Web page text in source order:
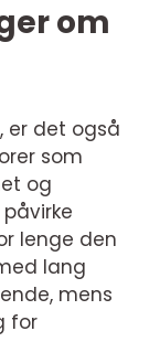
om
er det også
som
og
lenge den
lang
mens
for